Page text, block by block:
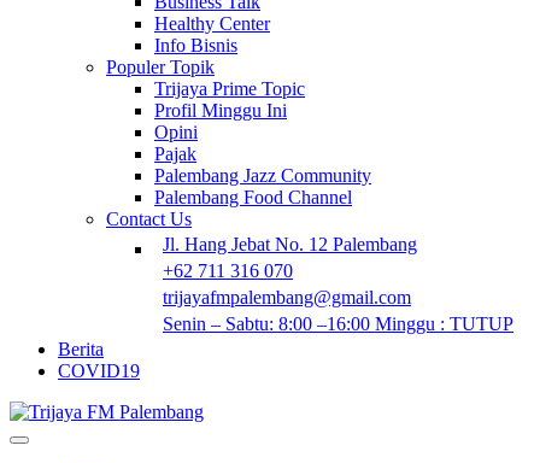
Healthy Center
Info Bisnis
Populer Topik
Trijaya Prime Topic
Profil Minggu Ini
Opini
Pajak
Palembang Jazz Community
Palembang Food Channel
Contact Us
Jl. Hang Jebat No. 12 Palembang
+62 711 316 070
trijayafmpalembang@gmail.com
Senin – Sabtu: 8:00 –16:00 Minggu : TUTUP
Berita
COVID19